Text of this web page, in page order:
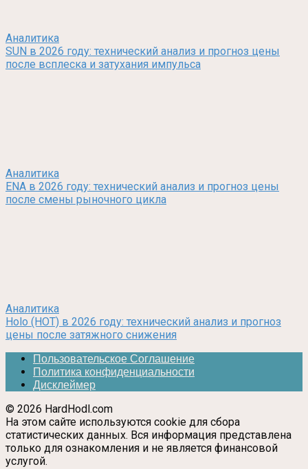
Аналитика
SUN в 2026 году: технический анализ и прогноз цены
после всплеска и затухания импульса
Аналитика
ENA в 2026 году: технический анализ и прогноз цены
после смены рыночного цикла
Аналитика
Holo (HOT) в 2026 году: технический анализ и прогноз
цены после затяжного снижения
Пользовательское Соглашение
Политика конфиденциальности
Дисклеймер
© 2026 HardHodl.com
На этом сайте используются cookie для сбора
статистических данных. Вся информация представлена
только для ознакомления и не является финансовой
услугой.